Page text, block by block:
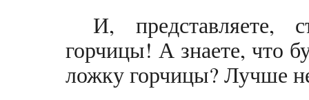
И,
горчицы! А знаете, что
ложку горчицы? Лучше